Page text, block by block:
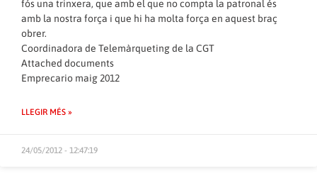
fós una trinxera, que amb el que no compta la patronal és
amb la nostra força i que hi ha molta força en aquest braç
obrer.
Coordinadora de Telemàrqueting de la CGT
Attached documents
Emprecario maig 2012
LLEGIR MÉS »
24/05/2012 - 12:47:19